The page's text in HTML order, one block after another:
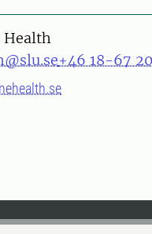
Health
+46 18-67